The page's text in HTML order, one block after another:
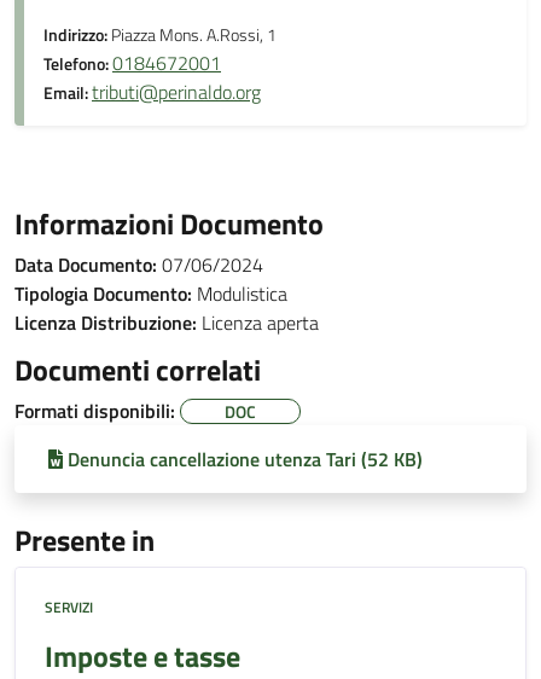
Indirizzo:Piazza Mons. A.Rossi, 1
Telefono:0184672001
Email:tributi@perinaldo.org
Informazioni Documento
Data Documento: 07/06/2024
Tipologia Documento: Modulistica
Licenza Distribuzione: Licenza aperta
Documenti correlati
Formati disponibili: DOC
Denuncia cancellazione utenza Tari (52 KB)
Presente in
SERVIZI
Imposte e tasse